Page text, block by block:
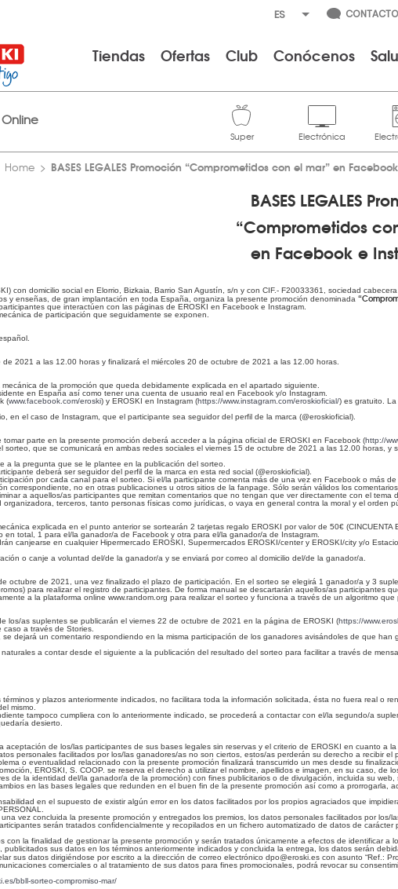
CONTACTO
Tiendas Ofertas Club Conócenos
Home BASES LEGALES Promoción “Comprometidos con el mar” en
BASES LEGALES
“Comprometidos
en Facebook e
con domicilio social en Elorrio, Bizkaia, Barrio San Agustín, s/n y con CIF.- F20033361, sociedad
y enseñas, de gran implantación en toda España, organiza la presente promoción denominada
que interactúen con las páginas de EROSKI en Facebook e Instagram.
de participación que seguidamente se exponen.
2021 a las 12.00 horas y finalizará el miércoles 20 de octubre de 2021 a las 12.00 horas.
de la promoción que queda debidamente explicada en el apartado siguiente.
en España así como tener una cuenta de usuario real en Facebook y/o Instagram.
(www.facebook.com/eroski) y EROSKI en Instagram (https://www.instagram.com/eroskioficial/) es gratuito.
en el caso de Instagram, que el participante sea seguidor del perfil de la marca (@eroskioficial).
parte en la presente promoción deberá acceder a la página oficial de EROSKI en Facebook (http://
que se comunicará en ambas redes sociales el viernes 15 de octubre de 2021 a las 12.00 horas,
a la pregunta que se le plantee en la publicación del sorteo.
deberá ser seguidor del perfil de la marca en esta red social (@eroskioficial).
por cada canal para el sorteo. Si el/la participante comenta más de una vez en Facebook o más
correspondiente, no en otras publicaciones u otros sitios de la fanpage. Sólo serán válidos los
a aquellos/as participantes que remitan comentarios que no tengan que ver directamente con el
terceros, tanto personas físicas como jurídicas, o vaya en general contra la moral y el orden
explicada en el punto anterior se sortearán 2 tarjetas regalo EROSKI por valor de 50€
en total, 1 para el/la ganador/a de Facebook y otra para el/la ganador/a de Instagram.
canjearse en cualquier Hipermercado EROSKI, Supermercados EROSKI/center y EROSKI/city y/o
o canje a voluntad del/de la ganador/a y se enviará por correo al domicilio del/de la ganador/a.
octubre de 2021, una vez finalizado el plazo de participación. En el sorteo se elegirá 1 ganador/a y 3
para realizar el registro de participantes. De forma manual se descartarán aquellos/as participantes
a la plataforma online www.random.org para realizar el sorteo y funciona a través de un algoritmo
los/as suplentes se publicarán el viernes 22 de octubre de 2021 en la página de EROSKI (https://
caso a través de Stories.
dejará un comentario respondiendo en la misma participación de los ganadores avisándoles de que
a contar desde el siguiente a la publicación del resultado del sorteo para facilitar a través de
y plazos anteriormente indicados, no facilitara toda la información solicitada, ésta no fuera real o
mismo.
tampoco cumpliera con lo anteriormente indicado, se procederá a contactar con el/la segundo/a
desierto.
aceptación de los/las participantes de sus bases legales sin reservas y el criterio de EROSKI en cuanto a
personales facilitados por los/las ganadores/as no son ciertos, estos/as perderán su derecho a recibir el
o eventualidad relacionado con la presente promoción finalizará transcurrido un mes desde su
EROSKI, S. COOP. se reserva el derecho a utilizar el nombre, apellidos e imagen, en su caso,
de la identidad del/la ganador/a de la promoción) con fines publicitarios o de divulgación, incluida su
en las bases legales que redunden en el buen fin de la presente promoción así como a
en el supuesto de existir algún error en los datos facilitados por los propios agraciados que
vez concluida la presente promoción y entregados los premios, los datos personales facilitados por los/
serán tratados confidencialmente y recopilados en un fichero automatizado de datos de
con la finalidad de gestionar la presente promoción y serán tratados únicamente a efectos de identificar a
sus datos en los términos anteriormente indicados y concluida la entrega, los datos serán
sus datos dirigiéndose por escrito a la dirección de correo electrónico dpo@eroski.es con asunto “Ref.:
comerciales o al tratamiento de sus datos para fines promocionales, podrá revocar su
bbll-sorteo-compromiso-mar/